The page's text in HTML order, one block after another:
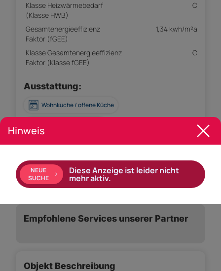
Klasse Heizwärmebedarf
(Klasse HWB)
C
Gesamtenergieeffizienz
Faktor (fGEE)
1,34 kwh/m²a
Klasse Gesamtenergieeffizienz
Faktor (Klasse fGEE)
C
Ausstattung:
Wohnküche / offene Küche
Ausrichtung Balkon: Südwesten Gäste-WC
WG-geeignet
Empfohlene Services unserer Partner
Objekt Beschreibung
Hinweis
NEUE
SUCHE
Diese Anzeige ist leider nicht
mehr aktiv.